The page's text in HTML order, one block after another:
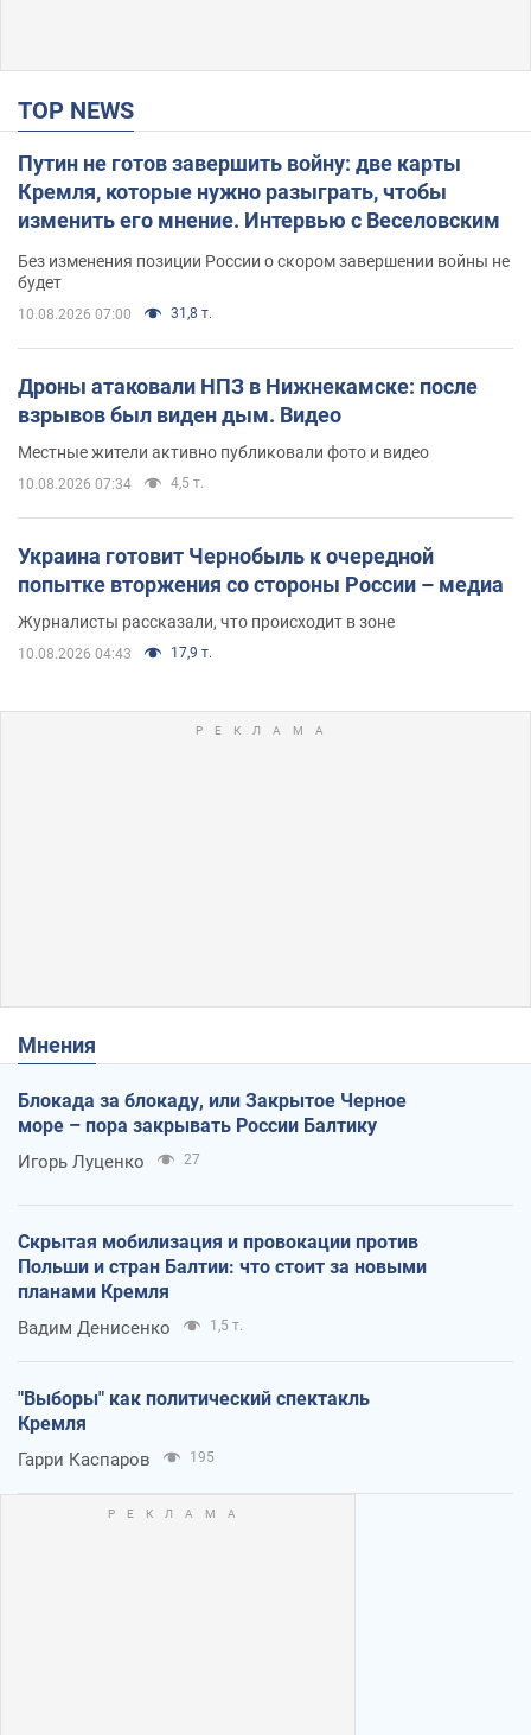
TOP NEWS
Путин не готов завершить войну: две карты
Кремля, которые нужно разыграть, чтобы
изменить его мнение. Интервью с Веселовским
Без изменения позиции России о скором завершении войны не
будет
10.08.2026 07:00 31,8 т.
Дроны атаковали НПЗ в Нижнекамске: после
взрывов был виден дым. Видео
Местные жители активно публиковали фото и видео
10.08.2026 07:34 4,5 т.
Украина готовит Чернобыль к очередной
попытке вторжения со стороны России – медиа
Журналисты рассказали, что происходит в зоне
10.08.2026 04:43 17,9 т.
Мнения
Блокада за блокаду, или Закрытое Черное
море – пора закрывать России Балтику
Игорь Луценко 27
Скрытая мобилизация и провокации против
Польши и стран Балтии: что стоит за новыми
планами Кремля
Вадим Денисенко 1,5 т.
"Выборы" как политический спектакль
Кремля
Гарри Каспаров 195